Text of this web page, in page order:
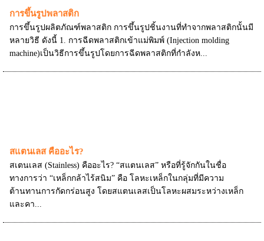
การขึ้นรูปพลาสติก
การขึ้นรูปผลิตภัณฑ์พลาสติก การขึ้นรูปชิ้นงานที่ทำจากพลาสติกนั้นมี
หลายวิธี ดังนี้ 1. การฉีดพลาสติกเข้าแม่พิมพ์ (Injection molding
machine)เป็นวิธีการขึ้นรูปโดยการฉีดพลาสติกที่กำลังห...
สแตนเลส คืออะไร?
สเตนเลส (Stainless) คืออะไร? “สแตนเลส” หรือที่รู้จักกันในชื่อ
ทางการว่า “เหล็กกล้าไร้สนิม” คือ โลหะเหล็กในกลุ่มที่มีความ
ต้านทานการกัดกร่อนสูง โดยสแตนเลสเป็นโลหะผสมระหว่างเหล็ก
และคา...